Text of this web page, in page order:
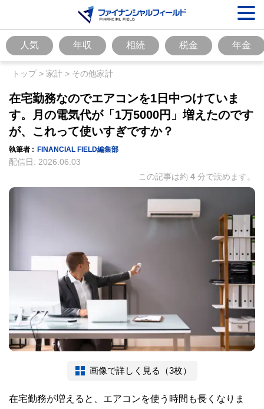
人気 年収 相続 税金 年金
トップ> 家計 > その他家計
在宅勤務なのでエアコンを1日中つけていま
す。月の電気代が「1万5000円」増えたのです
が、これって使いすぎですか？
執筆者 : FINANCIAL FIELD編集部
配信日: 2026.06.03
この記事は約 4 分で読めます。
画像で詳しく見る（3枚）
在宅勤務が増えると、エアコンを使う時間も長くなりま